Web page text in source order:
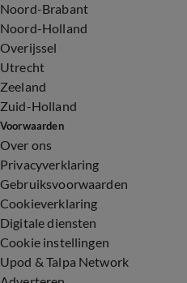
Noord-Brabant
Noord-Holland
Overijssel
Utrecht
Zeeland
Zuid-Holland
Voorwaarden
Over ons
Privacyverklaring
Gebruiksvoorwaarden
Cookieverklaring
Digitale diensten
Cookie instellingen
Upod & Talpa Network